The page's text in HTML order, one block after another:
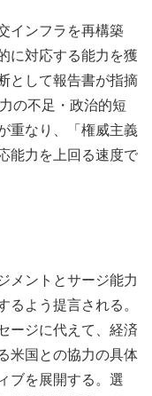
インフラを再構築
に対応する能力を獲
として報告書が指摘
の不足・政治的短
重なり、「権威主義
能力を上回る速度で
メントとサージ能力
るよう提言される。
ージに代えて、経済
米国との協力の具体
ブを展開する。選